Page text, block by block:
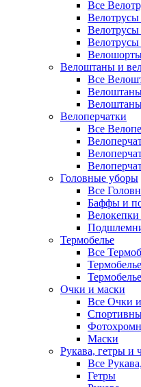
Все
Велотрусы
Велоштаны и
Все
Велоперчатки
Все
Головные уборы
Все
Баффы и
Термобелье
Все
Очки и маски
Все Очки
Маски
Рукава, гетры и
Все
Гетры